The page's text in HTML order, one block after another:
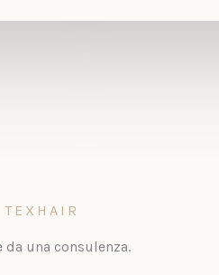
da una consulenza.